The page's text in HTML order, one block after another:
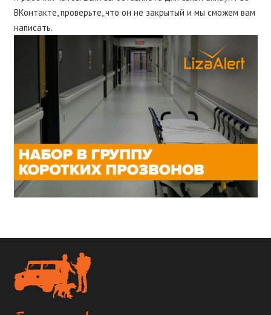
ВКонтакте, проверьте, что он не закрытый и мы сможем вам
написать.